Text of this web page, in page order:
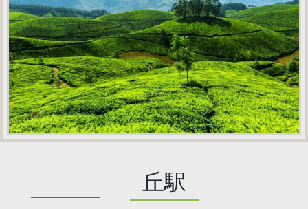
丘駅